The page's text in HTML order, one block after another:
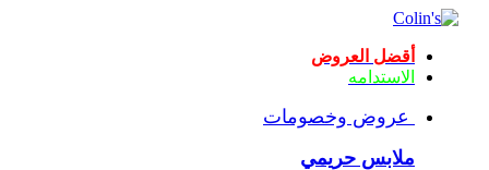
أقضل العروض
الاستدامه
عروض وخصومات
ملابس حريمي